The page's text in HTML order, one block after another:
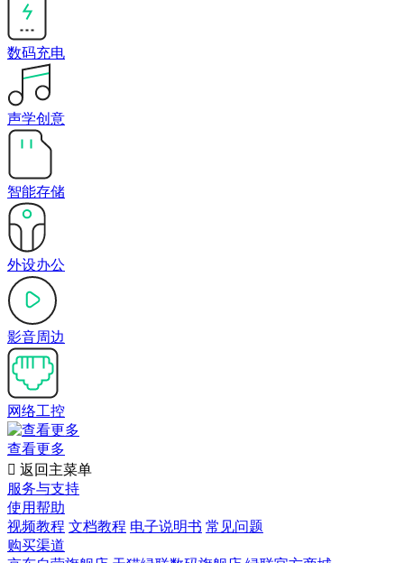
数码充电
声学创意
智能存储
外设办公
影音周边
网络工控
查看更多
 返回主菜单
服务与支持
使用帮助
视频教程 文档教程 电子说明书 常见问题
购买渠道